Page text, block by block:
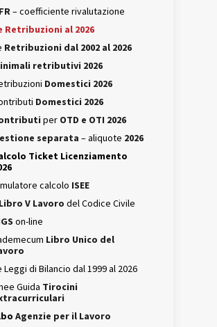
– coefficiente rivalutazione
Retribuzioni al 2026
Retribuzioni dal 2002 al 2026
retributivi 2026
Domestici 2026
Domestici 2026
per OTD e OTI 2026
separata – aliquote 2026
Ticket Licenziamento
calcolo ISEE
Libro V Lavoro del Codice Civile
on-line
Libro Unico del
Leggi di Bilancio dal 1999 al 2026
Guida Tirocini
Agenzie per il Lavoro